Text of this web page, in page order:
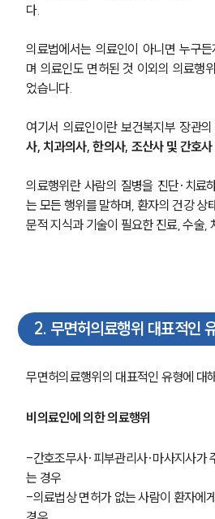
다.
의료법에서는 의료인이 아니면 누구
며 의료인도 면허된 것 이외의 의료행
었습니다.
여기서 의료인이란 보건복지부 장관
사, 치과의사, 한의사, 조산사 및 간호사
의료행위란 사람의 질병을 진단·치료
는 모든 행위를 말하며, 환자의 건강 상
문적 지식과 기술이 필요한 진료, 수술,
2. 무면허의료행위 대표적인
무면허의료행위의 대표적인 유형에 대
비의료인에 의한 의료행위
-간호조무사·피부관리사·마사지사가
는 경우
-의료법상 면허가 없는 사람이 환자에